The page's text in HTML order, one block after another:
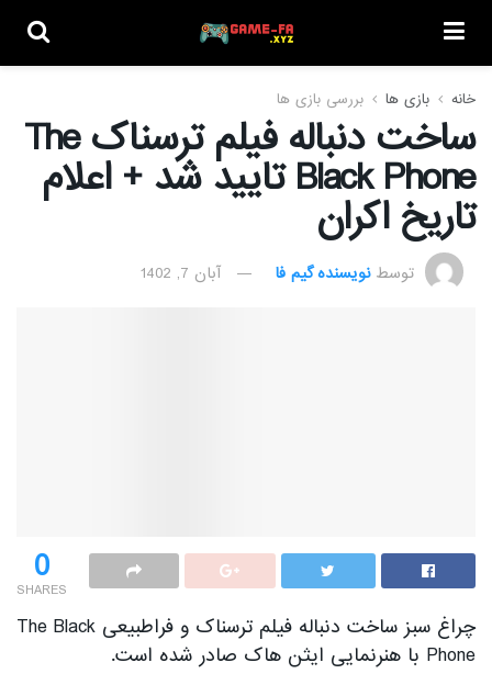
خانه بازی ها بررسی بازی ها
ساخت دنباله فیلم ترسناک The
Black Phone تایید شد + اعلام
تاریخ اکران
توسط نویسنده گیم فا آبان 7, 1402
0
SHARES
چراغ سبز ساخت دنباله فیلم ترسناک و فراطبیعی The Black
Phone با هنرنمایی ایثن هاک صادر شده است.